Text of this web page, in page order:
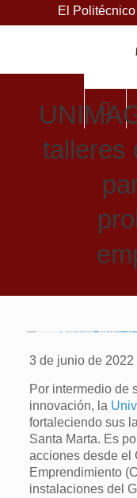
talleres
3 de junio de 2022
Por intermedio de
innovación, la
fortaleciendo sus
Santa Marta. Es
acciones desde el
Emprendimiento
instalaciones del